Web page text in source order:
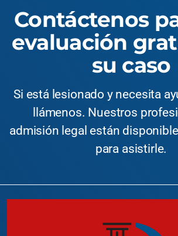
Contáctenos
evaluación
su caso
Si está lesionado y necesita
llámenos. Nuestros
admisión legal están
para asistirle.